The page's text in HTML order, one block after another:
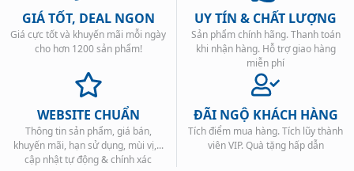
GIÁ TỐT, DEAL NGON
Giá cực tốt và khuyến mãi mỗi ngày
cho hơn 1200 sản phẩm!
UY TÍN & CHẤT LƯỢNG
Sản phẩm chính hãng. Thanh toán
khi nhận hàng. Hỗ trợ giao hàng
miễn phí
WEBSITE CHUẨN
Thông tin sản phẩm, giá bán,
khuyến mãi, hạn sử dụng, mùi vị,...
cập nhật tự động & chính xác
ĐÃI NGỘ KHÁCH HÀNG
Tích điểm mua hàng. Tích lũy thành
viên VIP. Quà tặng hấp dẫn